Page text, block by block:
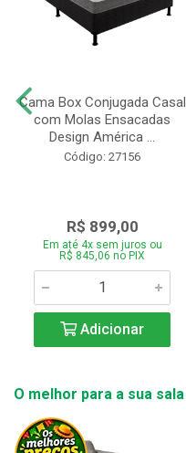
Cama Box Conjugada Casal
com Molas Ensacadas
Design América ...
Código: 27156
R$ 899,00
Em até 4x sem juros ou
R$ 845,06 no PIX
Adicionar
O melhor para a sua sala